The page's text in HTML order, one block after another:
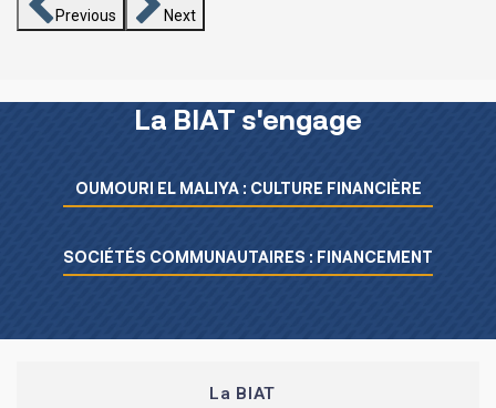
Previous Next
La BIAT s'engage
Menu L’essentiel de la BIAT
OUMOURI EL MALIYA : CULTURE FINANCIÈRE
SOCIÉTÉS COMMUNAUTAIRES : FINANCEMENT
La BIAT